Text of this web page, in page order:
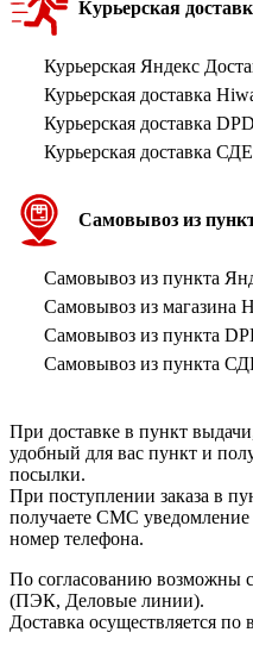
Курьерская
Курьерская Яндекс
Курьерская доставка
Курьерская доставка DPD
Курьерская доставка
Самовывоз из
Самовывоз из пункта
Самовывоз из магазина
Самовывоз из пункта
Самовывоз из пункта
При доставке в пункт
удобный для вас пункт и
посылки.
При поступлении заказа в
получаете СМС
номер телефона.
По согласованию возможны
(ПЭК, Деловые линии).
Доставка осуществляется по